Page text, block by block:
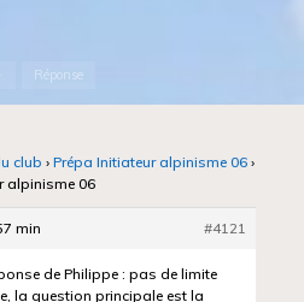
AccueilRéponse
club › Prépa Initiateur alpinisme 06 ›
alpinisme 06
min
#4121
de Philippe : pas de limite
la question principale est la